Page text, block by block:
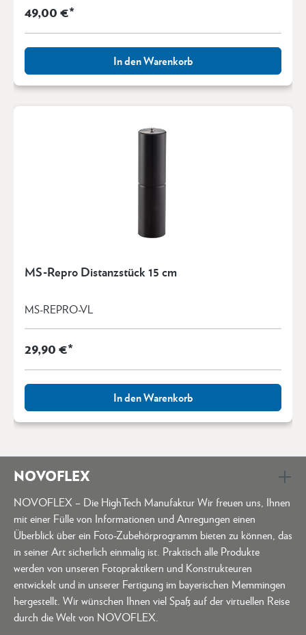
49,00 €*
In den Warenkorb
MS-Repro Distanzstück 15 cm
MS-REPRO-VL
29,90 €*
In den Warenkorb
NOVOFLEX
NOVOFLEX – Die HighTech Manufaktur Wir freuen uns, Ihnen
mit einer Fülle von Informationen und Anregungen einen
Überblick über ein Foto-Zubehörprogramm bieten zu können, das
in seiner Art sicherlich einmalig ist. Praktisch alle Produkte
werden von unseren Fotopraktikern und Konstrukteuren
entwickelt und in unserer Fertigung im bayerischen Memmingen
hergestellt. Wir wünschen Ihnen viel Spaß auf der virtuellen Reise
durch die Welt von NOVOFLEX.